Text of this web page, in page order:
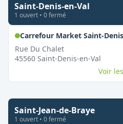
Saint-Denis-en-Val
1 ouvert • 0fermé
Carrefour Market Saint-
Rue Du Chalet
45560 Saint-Denis-en-Val
Voir
Saint-Jean-de-Braye
1 ouvert • 0fermé